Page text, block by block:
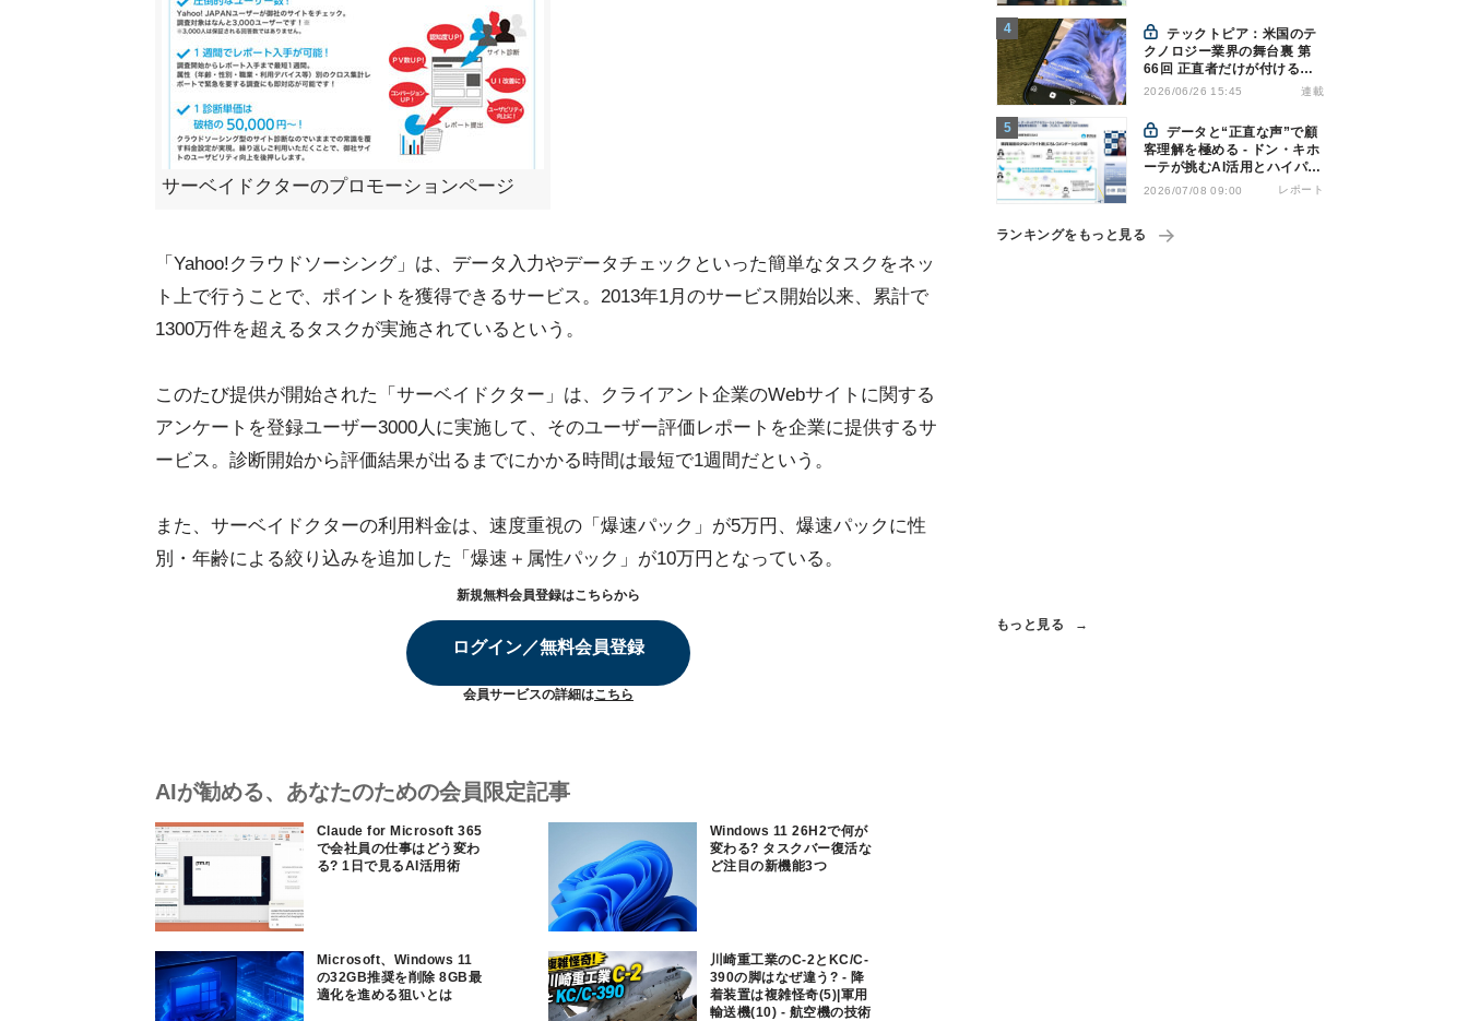
サーベイドクターのプロモーションページ
「Yahoo!クラウドソーシング」は、データ入力やデータチェックといった簡単なタスクをネッ
ト上で行うことで、ポイントを獲得できるサービス。2013年1月のサービス開始以来、累計で
1300万件を超えるタスクが実施されているという。
このたび提供が開始された「サーベイドクター」は、クライアント企業のWebサイトに関する
アンケートを登録ユーザー3000人に実施して、そのユーザー評価レポートを企業に提供するサ
ービス。診断開始から評価結果が出るまでにかかる時間は最短で1週間だという。
また、サーベイドクターの利用料金は、速度重視の「爆速パック」が5万円、爆速パックに性
別・年齢による絞り込みを追加した「爆速＋属性パック」が10万円となっている。
新規無料会員登録はこちらから
ログイン／無料会員登録
会員サービスの詳細はこちら
AIが勧める、あなたのための会員限定記事
Claude for Microsoft 365
で会社員の仕事はどう変わ
る? 1日で見るAI活用術
Windows 11 26H2で何が
変わる? タスクバー復活な
ど注目の新機能3つ
Microsoft、Windows 11
の32GB推奨を削除 8GB最
適化を進める狙いとは
川崎重工業のC-2とKC/C-
390の脚はなぜ違う? - 降
着装置は複雑怪奇(5)|軍用
輸送機(10) - 航空機の技術
テックトピア：米国のテ
クノロジー業界の舞台裏 第
66回 正直者だけが付けるAI
ラベル - Instagramの透明性
2026/06/26 15:45 連載
データと“正直な声”で顧
客理解を極める - ドン・キホ
ーテが挑むAI活用とハイパー
パーソナライゼーション
2026/07/08 09:00 レポート
ランキングをもっと見る
もっと見る